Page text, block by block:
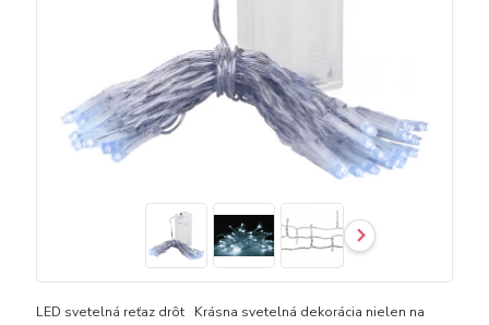
LED svetelná reťaz drôt Krásna svetelná dekorácia nielen na